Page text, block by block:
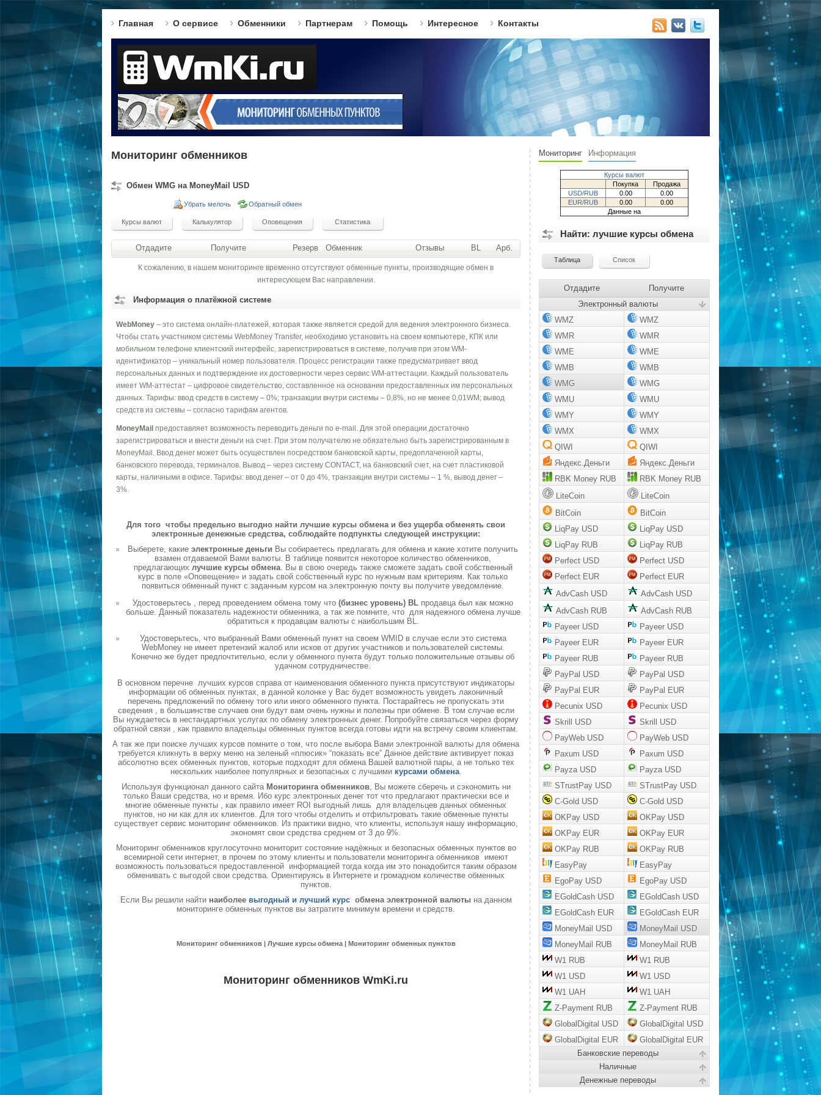
Главная О сервисе Обменники Партнерам Помощь Интересное Контакты
Мониторинг обменников
Обмен WMG на MoneyMail USD
Убрать мелочь Обратный обмен
Отдадите Получите Резерв Обменник Отзывы BL Арб.
К сожалению, в нашем мониторинге временно отсутствуют обменные пункты, производящие обмен в
интересующем Вас направлении.
Информация о платёжной системе
WebMoney – это система онлайн-платежей, которая также является средой для ведения электронного бизнеса.
Чтобы стать участником системы WebMoney Transfer, необходимо установить на своем компьютере, КПК или
мобильном телефоне клиентский интерфейс, зарегистрироваться в системе, получив при этом WM-
идентификатор – уникальный номер пользователя. Процесс регистрации также предусматривает ввод
персональных данных и подтверждение их достоверности через сервис WM-аттестации. Каждый пользователь
имеет WM-аттестат – цифровое свидетельство, составленное на основании предоставленных им персональных
данных. Тарифы: ввод средств в систему – 0%; транзакции внутри системы – 0,8%, но не менее 0,01WM; вывод
средств из системы – согласно тарифам агентов.
MoneyMail предоставляет возможность переводить деньги по e-mail. Для этой операции достаточно
зарегистрироваться и внести деньги на счет. При этом получателю не обязательно быть зарегистрированным в
MoneyMail. Ввод денег может быть осуществлен посредством банковской карты, предоплаченной карты,
банковского перевода, терминалов. Вывод – через систему CONTACT, на банковский счет, на счет пластиковой
карты, наличными в офисе. Тарифы: ввод денег – от 0 до 4%, транзакции внутри системы – 1 %, вывод денег –
3%.
Для того чтобы предельно выгодно найти лучшие курсы обмена и без ущерба обменять свои
электронные денежные средства, соблюдайте подпункты следующей инструкции:
Выберете, какие электронные деньги Вы собираетесь предлагать для обмена и какие хотите получить
взамен отдаваемой Вами валюты. В таблице появится некоторое количество обменников,
предлагающих лучшие курсы обмена. Вы в свою очередь также сможете задать свой собственный
курс в поле «Оповещение» и задать свой собственный курс по нужным вам критериям. Как только
появиться обменный пункт с заданным курсом на электронную почту вы получите уведомление.
Удостоверьтесь , перед проведением обмена тому что (бизнес уровень) BL продавца был как можно
больше. Данный показатель надежности обменника, а так же помните, что для надежного обмена лучше
обратиться к продавцам валюты с наибольшим BL.
Удостоверьтесь, что выбранный Вами обменный пункт на своем WMID в случае если это система
WebMoney не имеет претензий жалоб или исков от других участников и пользователей системы.
Конечно же будет предпочтительно, если у обменного пункта будут только положительные отзывы об
удачном сотрудничестве.
В основном перечне лучших курсов справа от наименования обменного пункта присутствуют индикаторы
информации об обменных пунктах, в данной колонке у Вас будет возможность увидеть лаконичный
перечень предложений по обмену того или иного обменного пункта. Постарайтесь не пропускать эти
сведения , в большинстве случаев они будут вам очень нужны и полезны при обмене. В том случае если
Вы нуждаетесь в нестандартных услугах по обмену электронных денег. Попробуйте связаться через форму
обратной связи , как правило владельцы обменных пунктов всегда готовы идти на встречу своим клиентам.
А так же при поиске лучших курсов помните о том, что после выбора Вами электронной валюты для обмена
требуется кликнуть в верху меню на зеленый «плюсик» “показать все” Данное действие активирует показ
абсолютно всех обменных пунктов, которые подходят для обмена Вашей валютной пары, а не только тех
нескольких наиболее популярных и безопасных с лучшими курсами обмена.
Используя функционал данного сайта Мониторинга обменников, Вы можете сберечь и сэкономить ни
только Ваши средства, но и время. Ибо курс электронных денег тот что предлагают практически все и
многие обменные пункты , как правило имеет ROI выгодный лишь для владельцев данных обменных
пунктов, но ни как для их клиентов. Для того чтобы отделить и отфильтровать такие обменные пункты
существует сервис мониторинг обменников. Из практики видно, что клиенты, используя нашу информацию,
экономят свои средства среднем от 3 до 9%.
Мониторинг обменников круглосуточно мониторит состояние надёжных и безопасных обменных пунктов во
всемирной сети интернет, в прочем по этому клиенты и пользователи мониторинга обменников имеют
возможность пользоваться предоставленной информацией тогда когда им это понадобится таким образом
обменивать с выгодой свои средства. Ориентируясь в Интернете и громадном количестве обменных
пунктов.
Если Вы решили найти наиболее выгодный и лучший курс обмена электронной валюты на данном
мониторинге обменных пунктов вы затратите минимум времени и средств.
Мониторинг обменников | Лучшие курсы обмена | Мониторинг обменных пунктов
Мониторинг обменников WmKi.ru
Мониторинг Информация
Курсы валют
Покупка
Продажа
USD/RUB
0.00
0.00
EUR/RUB
0.00
0.00
Данные на
Найти: лучшие курсы обмена
Отдадите
Получите
Электронный валюты
WMZ
WMZ
WMR
WMR
WME
WME
WMB
WMB
WMG
WMG
WMU
WMU
WMY
WMY
WMX
WMX
QIWI
QIWI
Яндекс.Деньги
Яндекс.Деньги
RBK Money RUB
RBK Money RUB
LiteCoin
LiteCoin
BitCoin
BitCoin
LiqPay USD
LiqPay USD
LiqPay RUB
LiqPay RUB
Perfect USD
Perfect USD
Perfect EUR
Perfect EUR
AdvCash USD
AdvCash USD
AdvCash RUB
AdvCash RUB
Payeer USD
Payeer USD
Payeer EUR
Payeer EUR
Payeer RUB
Payeer RUB
PayPal USD
PayPal USD
PayPal EUR
PayPal EUR
Pecunix USD
Pecunix USD
Skrill USD
Skrill USD
PayWeb USD
PayWeb USD
Paxum USD
Paxum USD
Payza USD
Payza USD
STrustPay USD
STrustPay USD
C-Gold USD
C-Gold USD
OKPay USD
OKPay USD
OKPay EUR
OKPay EUR
OKPay RUB
OKPay RUB
EasyPay
EasyPay
EgoPay USD
EgoPay USD
EGoldCash USD
EGoldCash USD
EGoldCash EUR
EGoldCash EUR
MoneyMail USD
MoneyMail USD
MoneyMail RUB
MoneyMail RUB
W1 RUB
W1 RUB
W1 USD
W1 USD
W1 UAH
W1 UAH
Z-Payment RUB
Z-Payment RUB
GlobalDigital USD
GlobalDigital USD
GlobalDigital EUR
GlobalDigital EUR
Банковские переводы
Наличные
Денежные переводы